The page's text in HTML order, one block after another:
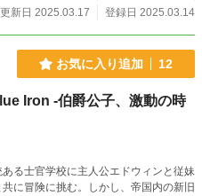
新日 2025.03.17
登録日 2025.03.14
お気に入り追加 12
Iron -伯爵公子、激動の時
る士官学校に主人公エドウィンと従妹
に冒険に挑む。しかし、帝国内の新旧